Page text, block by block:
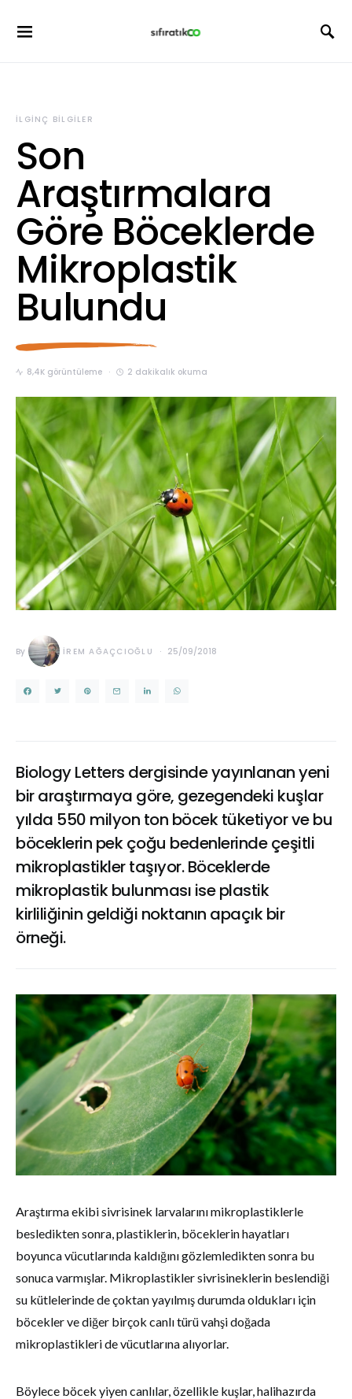
İLGINÇ BILGILER
Son
Araştırmalara
Göre Böceklerde
Mikroplastik
Bulundu
8,4K görüntüleme 2 dakikalık okuma
By İREM AĞAÇCIOĞLU 25/09/2018
Biology Letters dergisinde yayınlanan yeni
bir araştırmaya göre, gezegendeki kuşlar
yılda 550 milyon ton böcek tüketiyor ve bu
böceklerin pek çoğu bedenlerinde çeşitli
mikroplastikler taşıyor. Böceklerde
mikroplastik bulunması ise plastik
kirliliğinin geldiği noktanın apaçık bir
örneği.
Araştırma ekibi sivrisinek larvalarını mikroplastiklerle
besledikten sonra, plastiklerin, böceklerin hayatları
boyunca vücutlarında kaldığını gözlemledikten sonra bu
sonuca varmışlar. Mikroplastikler sivrisineklerin beslendiği
su kütlelerinde de çoktan yayılmış durumda oldukları için
böcekler ve diğer birçok canlı türü vahşi doğada
mikroplastikleri de vücutlarına alıyorlar.
Böylece böcek yiyen canlılar, özellikle kuşlar, halihazırda